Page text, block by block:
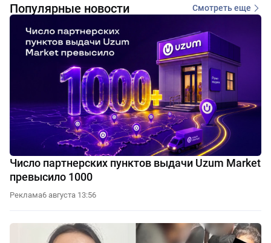
Популярные новости Смотреть еще
Число партнерских пунктов выдачи Uzum Market
превысило 1000
Реклама6 августа 13:56